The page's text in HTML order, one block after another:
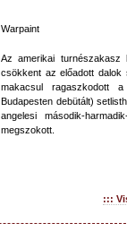
Warpaint
Az amerikai
csökkent az előadott dalok
makacsul ragaszkodott
Budapesten debütált)
angelesi második-
megszokott.
:::